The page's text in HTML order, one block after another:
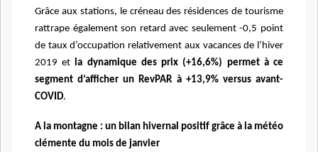
Grâce aux stations, le créneau des résidences de tourisme
rattrape également son retard avec seulement -0,5 point
de taux d’occupation relativement aux vacances de l’hiver
2019 et
la dynamique des prix (+16,6%) permet à ce
segment d’afficher un RevPAR à +13,9% versus avant-
COVID.
A la montagne : un bilan hivernal positif grâce à la météo
clémente du mois de janvier